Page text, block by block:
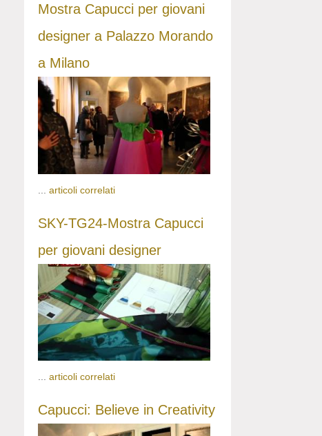
Mostra Capucci per giovani
designer a Palazzo Morando
a Milano
articoli correlati
SKY-TG24-Mostra Capucci
per giovani designer
... articoli correlati
Capucci: Believe in Creativity